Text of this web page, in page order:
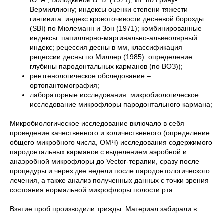
Вермиллиону; индексы оценки степени тяжести
гингивита: индекс кровоточивости десневой борозды
(SBI) по Мюлеманн и Зон (1971); комбинированные
индексы: папиллярно-маргинально-альвеолярный
индекс; рецессия десны в мм, классификация
рецессии десны по Миллер (1985): определение
глубины пародонтальных карманов (по ВОЗ));
рентгенологическое обследование –
ортопантомография;
лабораторные исследования: микробиологическое
исследование микрофлоры пародонтального кармана;
Микробиологическое исследование включало в себя
проведение качественного и количественного (определение
общего микробного числа, ОМЧ) исследования содержимого
пародонтальных карманов с выделением аэробной и
анаэробной микрофлоры до Vector-терапии, сразу после
процедуры и через две недели после пародонтологического
лечения, а также анализ полученных данных с точки зрения
состояния нормальной микрофлоры полости рта.
Взятие проб производили трижды. Материал забирали в